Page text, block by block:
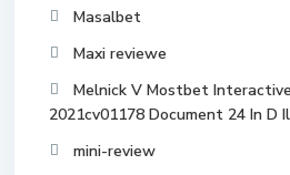
Masalbet
Maxi reviewe
Melnick V Mostbet
2021cv01178 Document 24 In D
mini-review